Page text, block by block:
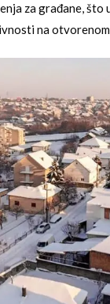
za građane, što
na